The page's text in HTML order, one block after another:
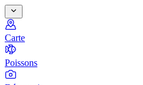
Carte
Poissons